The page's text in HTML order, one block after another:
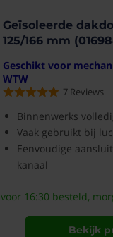
Geïsoleerde
125/166 mm
Geschikt voor
WTW
7 Reviews
Binnenwerks
Vaak gebruikt bij
Eenvoudige
kanaal
16:30 besteld,
Bekijk